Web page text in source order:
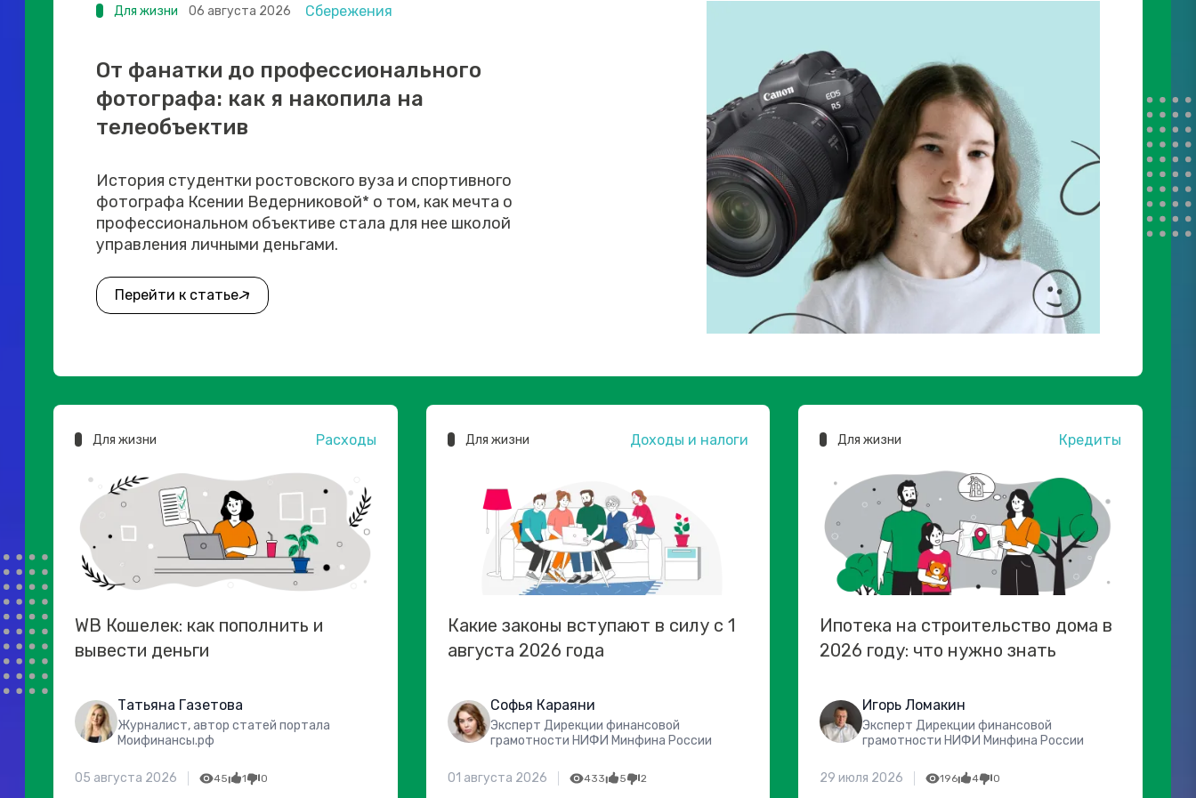
Для жизни 06 августа 2026 Сбережения
От фанатки до профессионального
фотографа: как я накопила на
телеобъектив
История студентки ростовского вуза и спортивного
фотографа Ксении Ведерниковой* о том, как мечта о
профессиональном объективе стала для нее школой
управления личными деньгами.
Перейти к статье
Для жизни Расходы
WB Кошелек: как пополнить и
вывести деньги
Татьяна Газетова
Журналист, автор статей портала
Моифинансы.рф
05 августа 2026 45 1 0
Для жизни Доходы и налоги
Какие законы вступают в силу с 1
августа 2026 года
Софья Караяни
Эксперт Дирекции финансовой
грамотности НИФИ Минфина России
01 августа 2026 433 5 2
Для жизни Кредиты
Ипотека на строительство дома в
2026 году: что нужно знать
Игорь Ломакин
Эксперт Дирекции финансовой
грамотности НИФИ Минфина России
29 июля 2026 196 4 0